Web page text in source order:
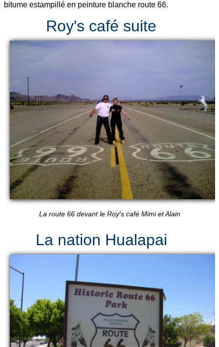
bitume estampillé en peinture blanche route 66.
Roy's café suite
La route 66 devant le Roy's café Mimi et Alain
La nation Hualapai